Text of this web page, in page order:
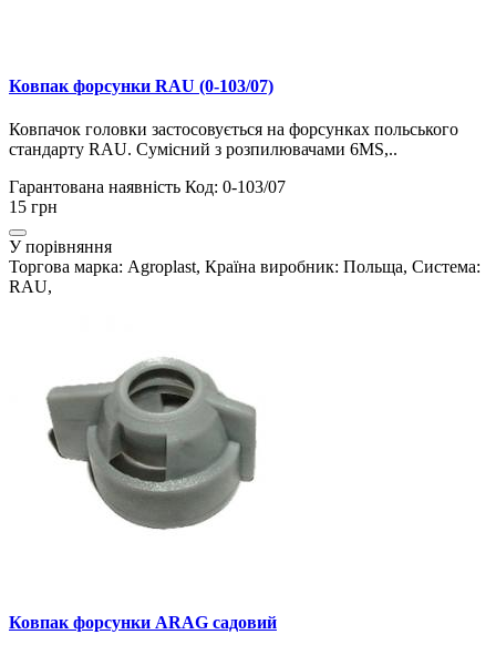
Ковпак форсунки RAU (0-103/07)
Ковпачок головки застосовується на форсунках польського
стандарту RAU. Сумісний з розпилювачами 6MS,..
Гарантована наявність Код: 0-103/07
15 грн
У порівняння
Торгова марка: Agroplast, Країна виробник: Польща, Система:
RAU,
Ковпак форсунки ARAG садовий